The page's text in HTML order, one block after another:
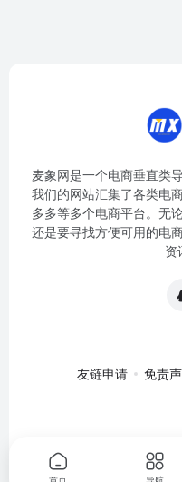
麦象网是一个电商垂直类
我们的网站汇集了各类电
多多等多个电商平台。无
还是要寻找方便可用的电
资
友链申请 免责